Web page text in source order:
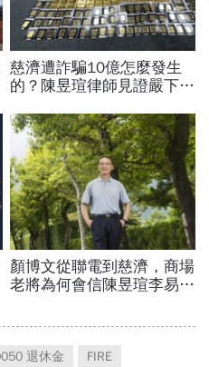
退休金
FIRE